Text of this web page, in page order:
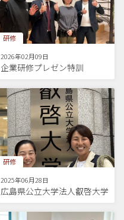
研修
2026年02月09日
企業研修プレゼン特訓
研修
2025年06月28日
広島県公立大学法人叡啓大学